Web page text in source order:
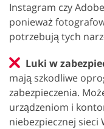
Instagram czy
ponieważ
potrzebują tych
Luki w
mają szkodliwe
zabezpieczenia.
urządzeniom i
niebezpiecznej sieci